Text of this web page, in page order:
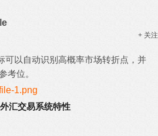
+ 关注
可以自动识别高概率市场转折点，并
考位。
汇交易系统特性